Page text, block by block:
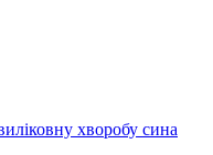
хворобу сина